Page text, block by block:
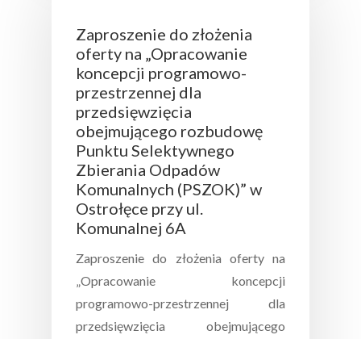
Zaproszenie do złożenia
oferty na „Opracowanie
koncepcji programowo-
przestrzennej dla
przedsięwzięcia
obejmującego rozbudowę
Punktu Selektywnego
Zbierania Odpadów
Komunalnych (PSZOK)” w
Ostrołęce przy ul.
Komunalnej 6A
Zaproszenie do złożenia oferty na
„Opracowanie koncepcji
programowo-przestrzennej dla
przedsięwzięcia obejmującego